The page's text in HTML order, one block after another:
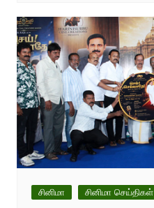
சினிமா சினிமா செய்திகள்